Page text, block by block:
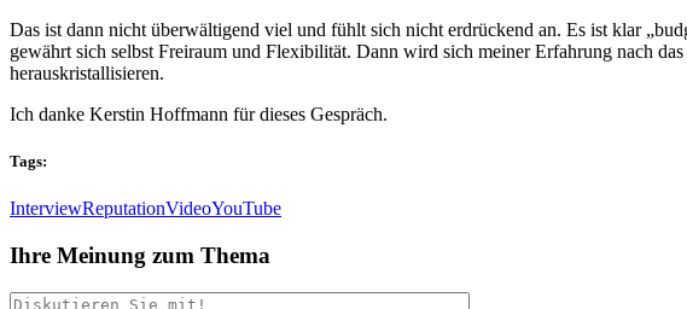
Das ist dann nicht überwältigend viel und fühlt sich nicht erdrückend an. Es ist klar
gewährt sich selbst Freiraum und Flexibilität. Dann wird sich meiner Erfahrung nach
herauskristallisieren.
Ich danke Kerstin Hoffmann für dieses Gespräch.
Tags:
InterviewReputationVideoYouTube
Ihre Meinung zum Thema